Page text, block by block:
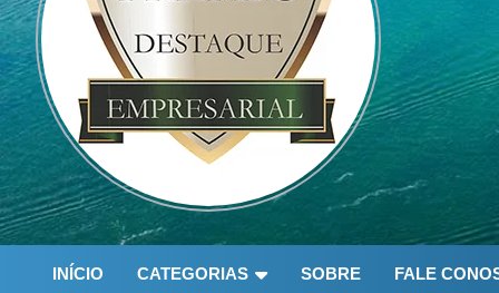
INÍCIO CATEGORIAS SOBRE FALE